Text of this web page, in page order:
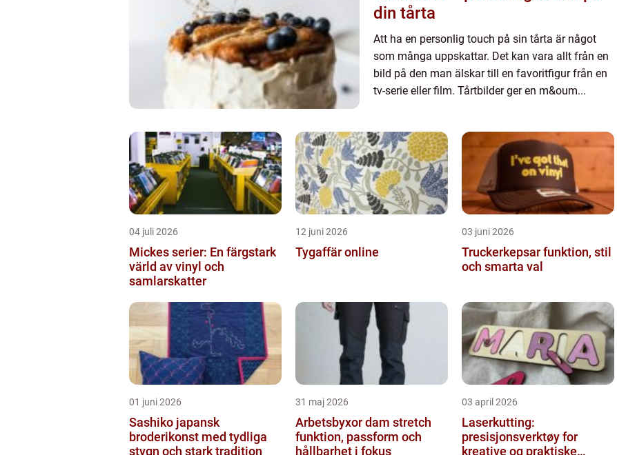
din tårta
Att ha en personlig touch på sin tårta är något
som många uppskattar. Det kan vara allt från en
bild på den man älskar till en favoritfigur från en
tv-serie eller film. Tårtbilder ger en m&oum...
04 juli 2026
Mickes serier: En färgstark
värld av vinyl och
samlarskatter
12 juni 2026
Tygaffär online
03 juni 2026
Truckerkepsar funktion, stil
och smarta val
01 juni 2026
Sashiko japansk
broderikonst med tydliga
stygn och stark tradition
31 maj 2026
Arbetsbyxor dam stretch
funktion, passform och
hållbarhet i fokus
03 april 2026
Laserkutting:
presisjonsverktøy for
kreative og praktiske